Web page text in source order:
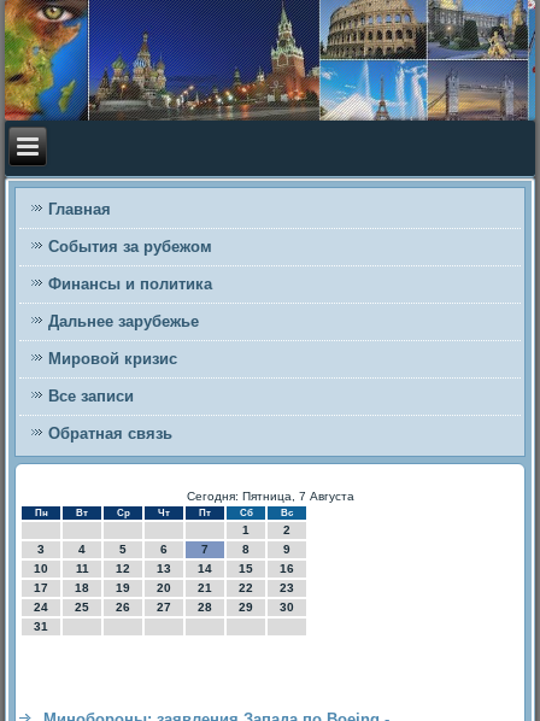
Главная
События за рубежом
Финансы и политика
Дальнее зарубежье
Мировой кризис
Все записи
Обратная связь
Сегодня: Пятница, 7 Августа
Пн Вт Ср Чт Пт Сб Вс
1
2
3
4 5 6 7 8
9
10
11 12 13 14 15
16
17
18 19 20 21 22
23
24
25 26 27 28 29
30
31